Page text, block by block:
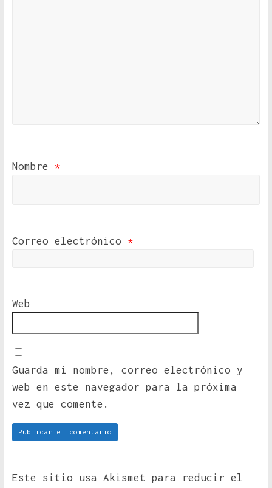
Nombre *
Correo electrónico *
Web
Guarda mi nombre, correo electrónico y
web en este navegador para la próxima
vez que comente.
Este sitio usa Akismet para reducir el